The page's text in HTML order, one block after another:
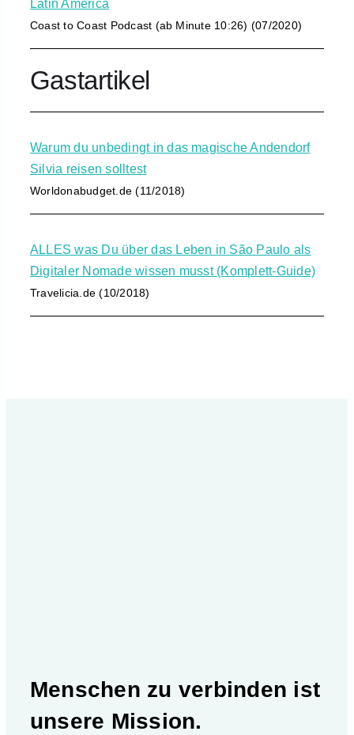
Latin America
Coast to Coast Podcast (ab Minute 10:26) (07/2020)
Gastartikel
Warum du unbedingt in das magische Andendorf
Silvia reisen solltest
Worldonabudget.de (11/2018)
ALLES was Du über das Leben in São Paulo als
Digitaler Nomade wissen musst (Komplett-Guide)
Travelicia.de (10/2018)
Menschen zu verbinden ist
unsere Mission.